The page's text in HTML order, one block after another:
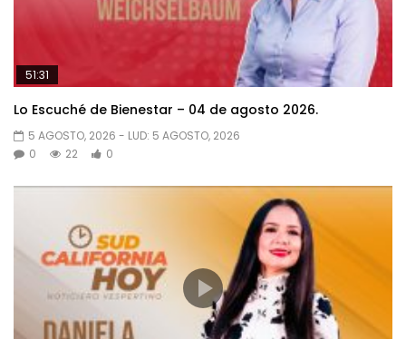
51:31
Lo Escuché de Bienestar – 04 de agosto 2026.
5 AGOSTO, 2026 - LUD: 5 AGOSTO, 2026
0
22 0